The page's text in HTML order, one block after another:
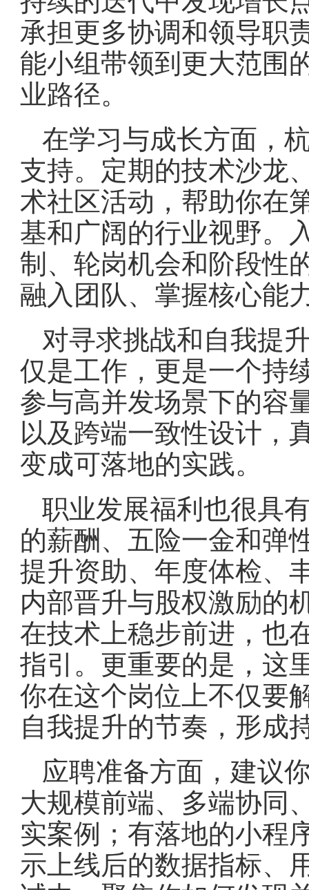
承担更多协调和领导职
能小组带领到更大范围
业路径。
在学习与成长方面，
支持。定期的技术沙龙
术社区活动，帮助你在
基和广阔的行业视野。
制、轮岗机会和阶段性
融入团队、掌握核心能
对寻求挑战和自我提
仅是工作，更是一个持
参与高并发场景下的容
以及跨端一致性设计，
变成可落地的实践。
职业发展福利也很具
的薪酬、五险一金和弹
提升资助、年度体检、
内部晋升与股权激励的
在技术上稳步前进，也
指引。更重要的是，
你在这个岗位上不仅要
自我提升的节奏，形成
应聘准备方面，建议
大规模前端、多端协同
实案例；有落地的小程
示上线后的数据指标、